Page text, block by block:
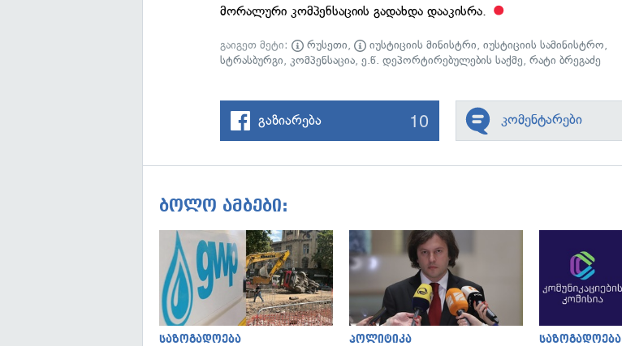
მორალური კომპენსაციის გადახდა დააკისრა.
გაიგეთ მეტი: რუსეთი, იუსტიციის მინისტრი,იუსტიციის სამინისტრო,
სტრასბურგი,კომპენსაცია,ე.წ. დეპორტირებულების საქმე,რატი ბრეგაძე
გაზიარება 10 კომენტარები
ბოლო ამბები:
საზოგადოება პოლიტიკა საზოგადოება